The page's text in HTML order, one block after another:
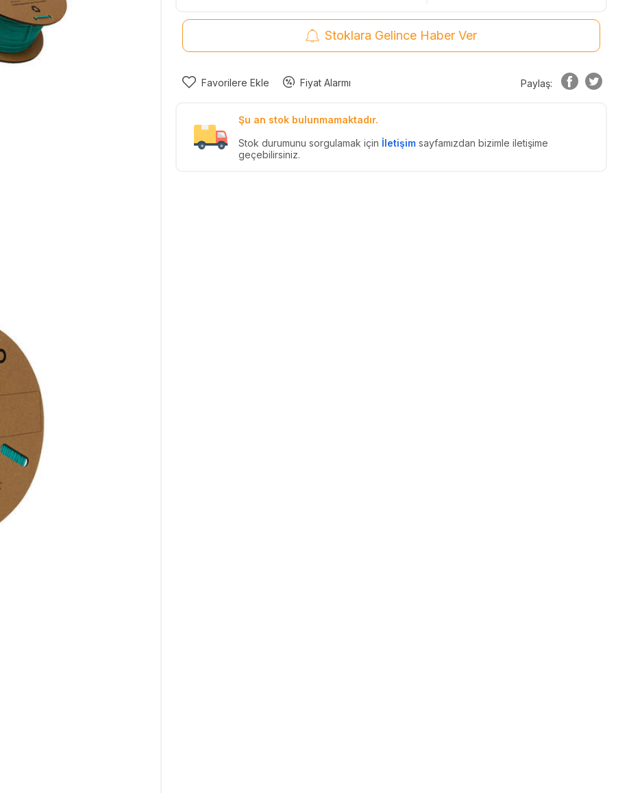
Stoklara Gelince Haber Ver
Favorilere Ekle Fiyat Alarmı Paylaş:
Şu an stok bulunmamaktadır.
Stok durumunu sorgulamak için İletişim sayfamızdan bizimle iletişime
geçebilirsiniz.